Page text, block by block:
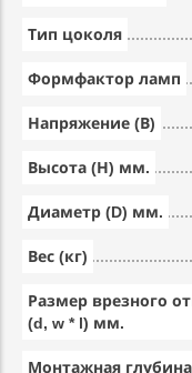
Тип цоколя
Формфактор ламп
Напряжение (В)
Высота (Н) мм.
Диаметр (D) мм.
Вес (кг)
Размер врезного
(d, w * l) мм.
Монтажная